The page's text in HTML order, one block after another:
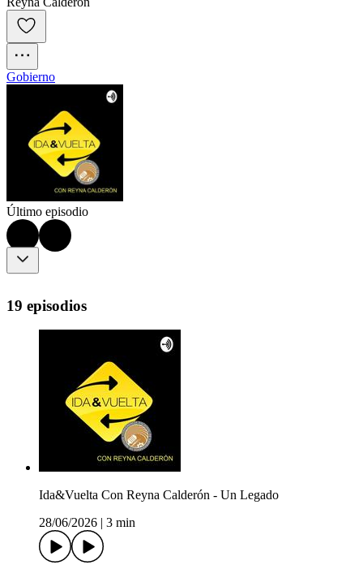
Gobierno
Último episodio
19 episodios
Ida&Vuelta Con Reyna Calderón - Un Legado
28/06/2026
3 min